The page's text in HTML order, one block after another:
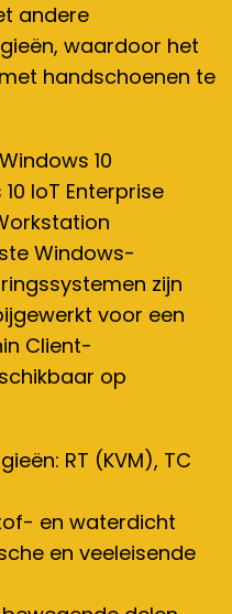
andere
waardoor het
handschoenen te
10
IoT Enterprise
Windows-
zijn
voor een
Client-
op
RT (KVM), TC
en waterdicht
en veeleisende